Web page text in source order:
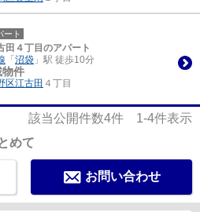
ート
田４丁目のアパート
「 沼袋 」駅 徒歩10分
物件
区江古田 ４丁目
該当公開件数4件 1-4件表示
めて
お問い合わせ